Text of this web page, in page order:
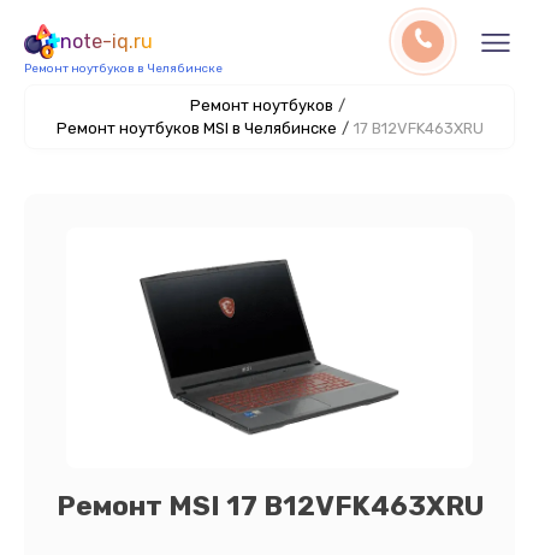
note-iq.ru
Ремонт ноутбуков в Челябинске
Ремонт ноутбуков /
Ремонт ноутбуков MSI в Челябинске / 17 B12VFK463XRU
Ремонт MSI 17 B12VFK463XRU